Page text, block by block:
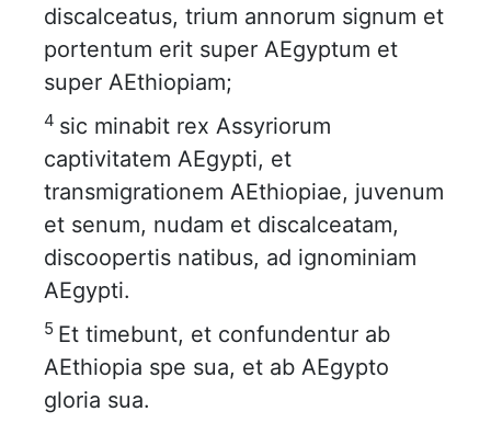
discalceatus, trium annorum signum et
portentum erit super AEgyptum et
super AEthiopiam;
4 sic minabit rex Assyriorum
captivitatem AEgypti, et
transmigrationem AEthiopiae, juvenum
et senum, nudam et discalceatam,
discoopertis natibus, ad ignominiam
AEgypti.
5 Et timebunt, et confundentur ab
AEthiopia spe sua, et ab AEgypto
gloria sua.